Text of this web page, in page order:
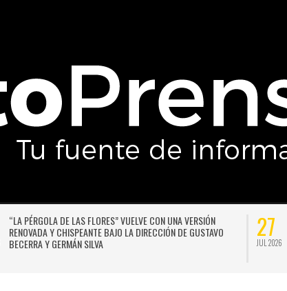
“LA PÉRGOLA DE LAS FLORES” VUELVE CON UNA VERSIÓN
RENOVADA Y CHISPEANTE BAJO LA DIRECCIÓN DE GUSTAVO
BECERRA Y GERMÁN SILVA
27
JUL 2026